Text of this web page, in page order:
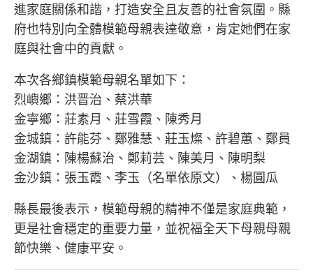
進家庭關係和諧，打造安全且友善的社會氛圍。縣
府也特別向全體模範母親表達敬意，肯定她們在家
庭與社會中的貢獻。
本次各鄉鎮模範母親名單如下：
烈嶼鄉：洪晋治、蔡洪華
金寧鄉：莊素月、莊雪霞、陳秀月
金城鎮：許能芬、鄭雅慧、莊玉燦、許碧蕙、鄭員
金湖鎮：陳楊蘇治、鄭莉芸、陳美月、陳明梨
金沙鎮：張玉霞、李玉（名單依原文）、楊圓瓜
縣長最後表示，模範母親的精神不僅是家庭典範，
更是社會穩定的重要力量，並祝福全天下母親母親
節快樂、健康平安。